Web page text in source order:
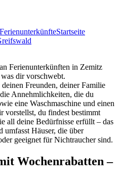
FerienunterkünfteStartseite
Ferienunterkünften in Zemitz
dir vorschwebt.
Freunden, deiner Familie
Annehmlichkeiten, die du
eine Waschmaschine und einen
vorstellst, du findest bestimmt
all deine Bedürfnisse erfüllt – das
Häuser, die über
geeignet für Nichtraucher sind.
Wochenrabatten –